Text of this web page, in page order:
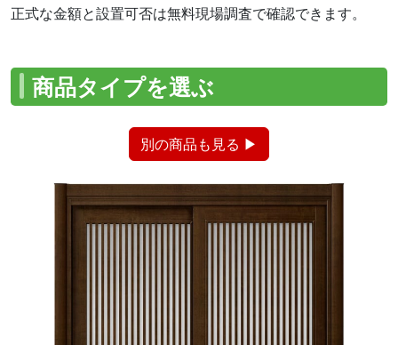
正式な金額と設置可否は無料現場調査で確認できます。
商品タイプを選ぶ
別の商品も見る ▶